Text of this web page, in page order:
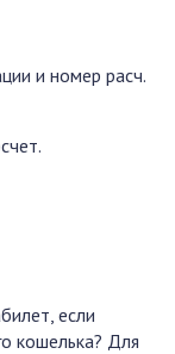
и номер расч.
если
кошелька? Для